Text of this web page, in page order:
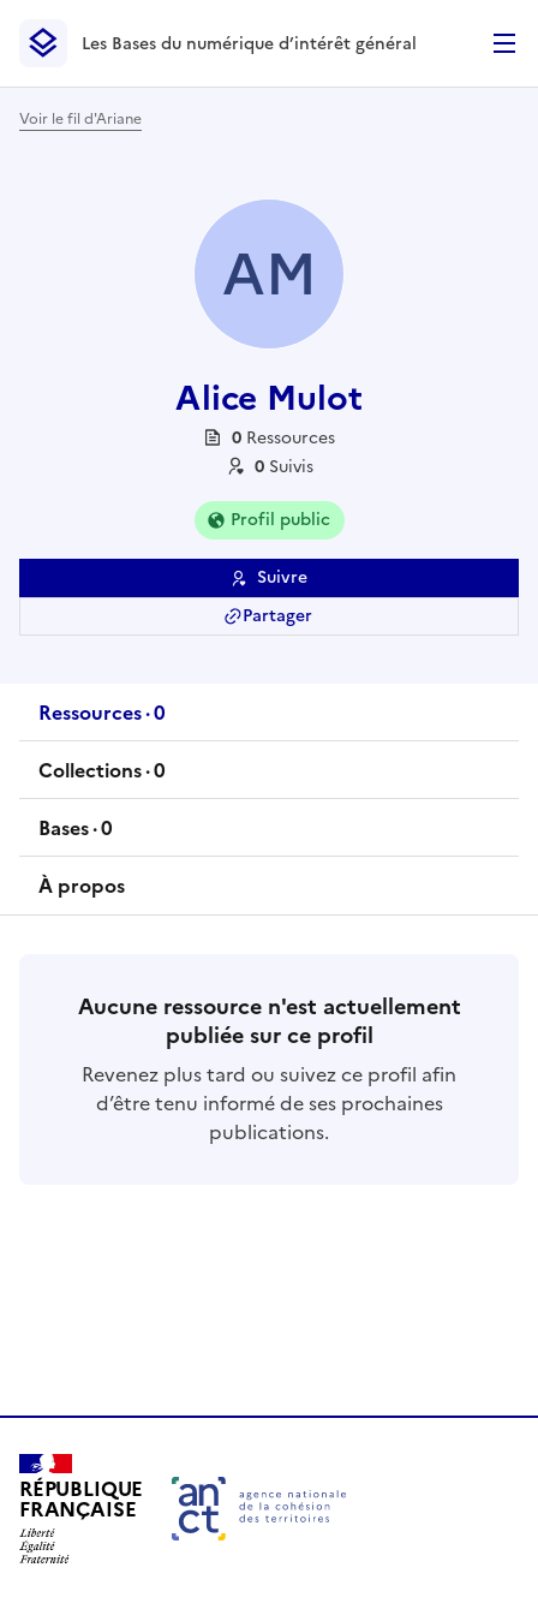
Les Bases du numérique d’intérêt général- Retour à la
Les Bases du numérique d’intérêt général
Voir le fil d'Ariane
AM
Alice Mulot
0 Ressources
0 Suivis
Profil public
Suivre
Partager
Ressources·0
ressources
Collections·0
collections
Bases·0
bases
À propos
Aucune ressource n'est actuellement
publiée sur ce profil
Revenez plus tard ou suivez ce profil afin
d’être tenu informé de ses prochaines
publications.
RÉPUBLIQUE
FRANÇAISE